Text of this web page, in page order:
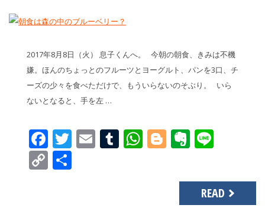
2017年8月8日（火） 息子くんへ。 今朝の朝食、きみは不機
嫌。ほんのちょっとのフルーツとヨーグルト、パンを3口、チ
ーズの少々を食べただけで、もういらないのそぶり。 いら
ないとなると、手を左 …
Facebook
Twitter
EmailTumblr
WhatsApp
Blogger
Copy
READ